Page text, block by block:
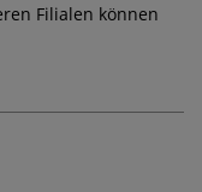
Filialen können